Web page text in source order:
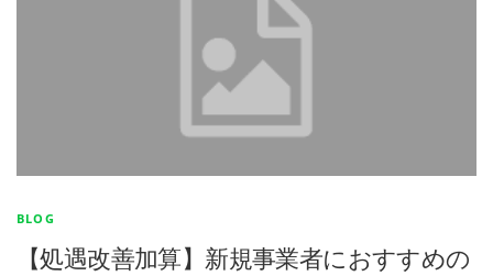
BLOG
【処遇改善加算】新規事業者におすすめの